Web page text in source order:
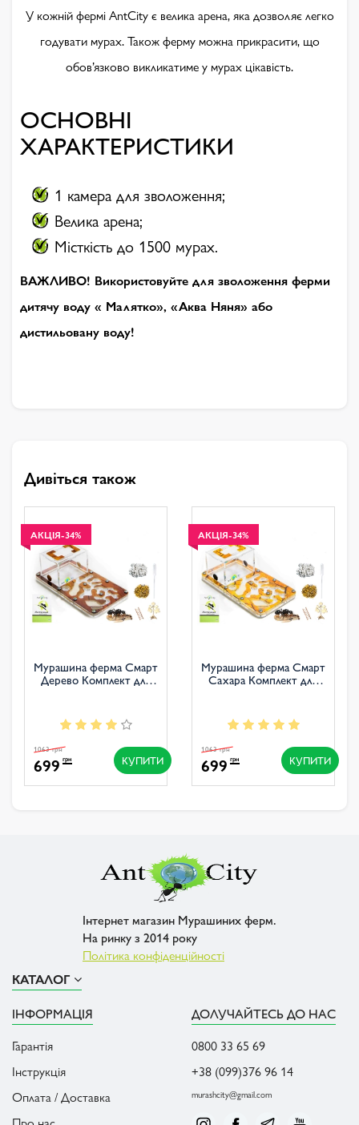
У кожній фермі AntCity є велика арена, яка дозволяє легко
годувати мурах. Також ферму можна прикрасити, що
обов’язково викликатиме у мурах цікавість.
ОСНОВНІ
ХАРАКТЕРИСТИКИ
1 камера для зволоження;
Велика арена;
Місткість до 1500 мурах.
ВАЖЛИВО! Використовуйте для зволоження ферми
дитячу воду « Малятко», «Аква Няня» або
дистильовану воду!
Дивіться також
АКЦІЯ-34%
Мурашина ферма Смарт
Дерево Комплект для
699 грн
1063 грн
КУПИТИ
АКЦІЯ-34%
Мурашина ферма Смарт
Сахара Комплект для
699 грн
1063 грн
КУПИТИ
Інтернет магазин Мурашиних ферм.
На ринку з 2014 року
Політика конфіденційності
КАТАЛОГ
ІНФОРМАЦІЯ
Гарантія
Інструкція
Оплата / Доставка
ДОЛУЧАЙТЕСЬ ДО НАС
0800 33 65 69
+38 (099)376 96 14
murashcity@gmail.com